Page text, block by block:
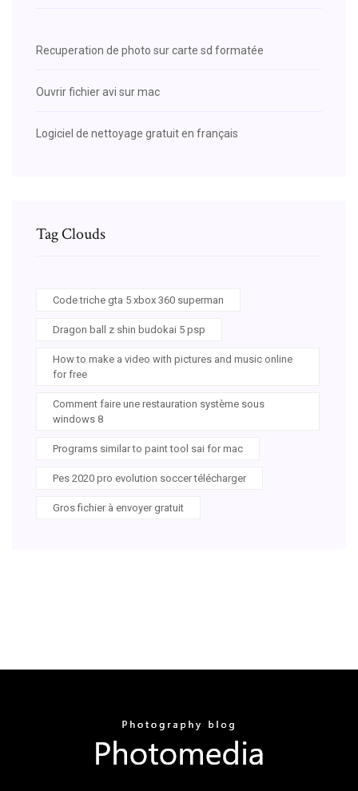
Recuperation de photo sur carte sd formatée
Ouvrir fichier avi sur mac
Logiciel de nettoyage gratuit en français
Tag Clouds
Code triche gta 5 xbox 360 superman
Dragon ball z shin budokai 5 psp
How to make a video with pictures and music online
for free
Comment faire une restauration système sous
windows 8
Programs similar to paint tool sai for mac
Pes 2020 pro evolution soccer télécharger
Gros fichier à envoyer gratuit